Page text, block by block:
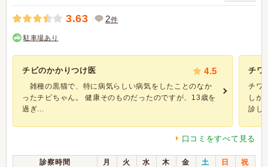
3.63 2件
駐車場あり
チビのかかりつけ医 4.5
雑種の黒猫で、特に病気らしい病気をしたことのなか
ったチビちゃん。 健康そのものだったのですが、13歳を
過ぎ...
チワ
チワ
しか
診し
口コミをすべて見る
診察時間 月 火 水 木 金 土 日
祝